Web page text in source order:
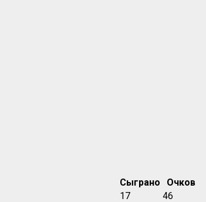
Сыграно
Очков
17
46